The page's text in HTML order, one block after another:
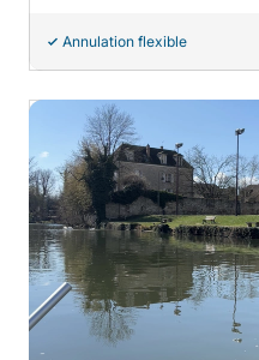
Annulation flexible